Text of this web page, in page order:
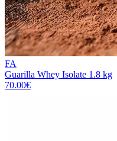
FA
Guarilla Whey Isolate 1.8 kg
70.00€